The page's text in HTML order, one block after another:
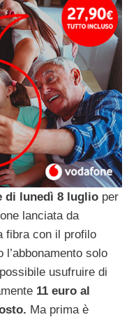
di lunedì 8 luglio per
lanciata da
fibra con il profilo
l’abbonamento solo
usufruire di
11 euro al
Ma prima è